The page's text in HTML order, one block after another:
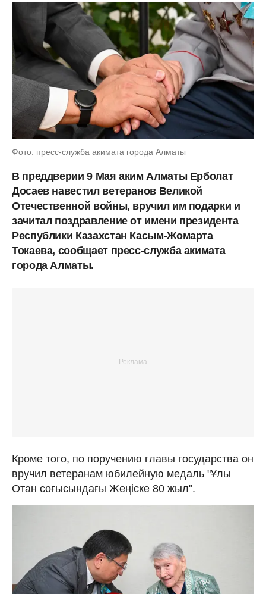
Фото: пресс-служба акимата города Алматы
В преддверии 9 Мая аким Алматы Ерболат
Досаев навестил ветеранов Великой
Отечественной войны, вручил им подарки и
зачитал поздравление от имени президента
Республики Казахстан Касым-Жомарта
Токаева, сообщает пресс-служба акимата
города Алматы.
Кроме того, по поручению главы государства он
вручил ветеранам юбилейную медаль "Ұлы
Отан соғысындағы Жеңіске 80 жыл".